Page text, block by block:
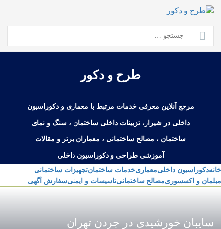
Skip
content
جستجو
برای:
طرح و دکور
مرجع آنلاین معرفی خدمات مرتبط با معماری و دکوراسیون
داخلی در شیراز، تزیینات داخلی ساختمان ، سنگ و نمای
ساختمان ، مصالح ساختمانی ، معماران برتر و مقالات
آموزشی طراحی و دکوراسیون داخلی
خانهدکوراسیون داخلیمعماریخدمات ساختمانتجهیزات ساختمانی
مبلمان و اکسسوریمصالح ساختمانیتاسیسات و ایمنیسفارش آگهی
سایبان خورشیدی در جردن تهران